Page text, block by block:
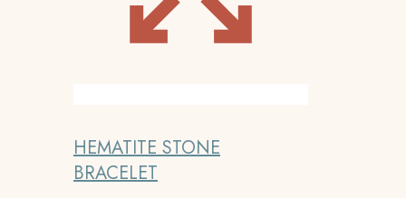
HEMATITE STONE
BRACELET